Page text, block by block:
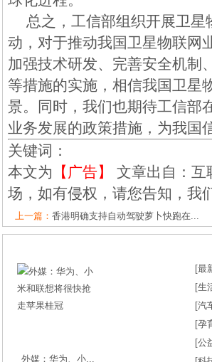
总之，工信部组织开展卫
动，对于推动我国卫星物联网
加强技术研发、完善安全机制
等措施的实施，相信我国卫星
景。同时，我们也期待工信部
业务发展的政策措施，为我国
关键词：
本文为 【广告】
文章出自：互
场，如有侵权，请您告知，我
上一篇： 香港明确支持自动驾驶萝卜快跑在...
外媒：华为、小...
[最
[生
[汽
[孕
[公